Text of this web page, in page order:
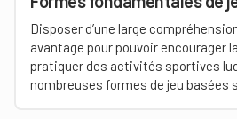
Disposer d’une large
avantage pour pouvoir encourager
pratiquer des activités sportives
nombreuses formes de jeu basées